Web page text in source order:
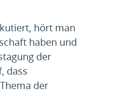
hört man
haben und
der
dass
der